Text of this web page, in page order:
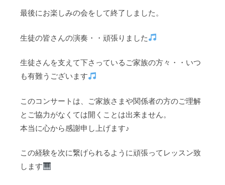
最後にお楽しみの会をして終了しました。
生徒の皆さんの演奏・・頑張りました
生徒さんを支えて下さっているご家族の方々・・いつ
も有難うございます
このコンサートは、ご家族さまや関係者の方のご理解
とご協力がなくては開くことは出来ません。
本当に心から感謝申し上げます♪
この経験を次に繋げられるように頑張ってレッスン致
します